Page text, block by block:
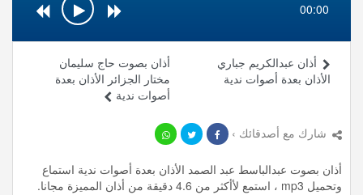
00:00
أذان بصوت حاج سليمان
مختار الجزائر الأذان بعدة
أصوات ندية
أذان عبدالكريم جباري
الأذان بعدة أصوات ندية
شارك مع أصدقائك ›
أذان بصوت عبدالباسط عبد الصمد الأذان بعدة أصوات ندية استماع
وتحميل mp3 ، استمع لأأكثر من 4.6 دقيقة من أذان المميزة مجانا.